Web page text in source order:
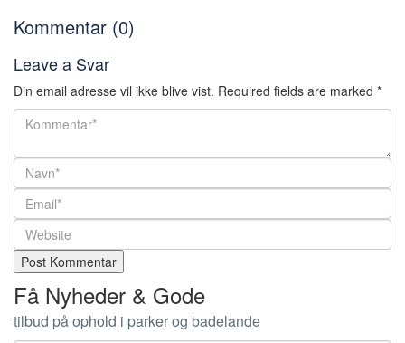
Kommentar (0)
Leave a Svar
Din email adresse vil ikke blive vist. Required fields are marked *
Få Nyheder & Gode
tilbud på ophold i parker og badelande